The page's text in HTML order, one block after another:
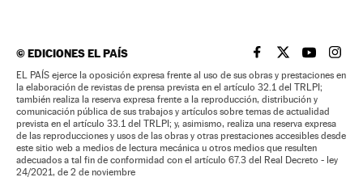
©EDICIONES EL PAÍS EL PAÍS BRASIL EN
EL PAÍSEL PAÍS
EL
EL PAÍS ejerce la oposición expresa frente al uso de sus obras y prestaciones en
la elaboración de revistas de prensa prevista en el artículo 32.1 del TRLPI;
también realiza la reserva expresa frente a la reproducción, distribución y
comunicación pública de sus trabajos y artículos sobre temas de actualidad
prevista en el artículo 33.1 del TRLPI; y, asimismo, realiza una reserva expresa
de las reproducciones y usos de las obras y otras prestaciones accesibles desde
este sitio web a medios de lectura mecánica u otros medios que resulten
adecuados a tal fin de conformidad con el artículo 67.3 del Real Decreto - ley
24/2021, de 2 de noviembre